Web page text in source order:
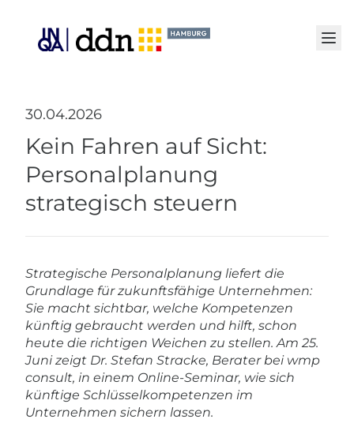
30.04.2026
Kein Fahren auf Sicht:
Personalplanung
strategisch steuern
Strategische Personalplanung liefert die
Grundlage für zukunftsfähige Unternehmen:
Sie macht sichtbar, welche Kompetenzen
künftig gebraucht werden und hilft, schon
heute die richtigen Weichen zu stellen. Am 25.
Juni zeigt Dr. Stefan Stracke, Berater bei wmp
consult, in einem Online-Seminar, wie sich
künftige Schlüsselkompetenzen im
Unternehmen sichern lassen.